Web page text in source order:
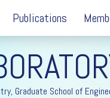
Publications
Graduate School of